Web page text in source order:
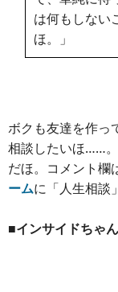
は何もしない
ほ。」
ボクも友達を作っ
相談したいほ……
だほ。コメント欄
ームに「人生相談
■インサイドちゃ